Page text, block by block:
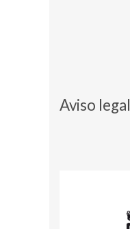
Aviso legal